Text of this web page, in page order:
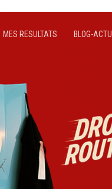
MES RESULTATS BLOG-ACTU